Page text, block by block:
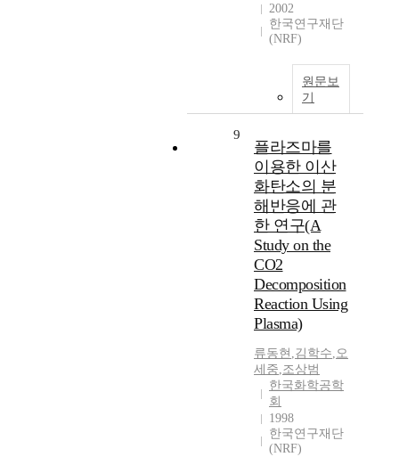
2002
한국연구재단
(NRF)
원문보
기
9
플라즈마를
이용한 이산
화탄소의 분
해반응에 관
한 연구(A
Study on the
CO2
Decomposition
Reaction Using
Plasma)
류동현 ,김학수,오
세중,조상범
한국화학공학
회
1998
한국연구재단
(NRF)